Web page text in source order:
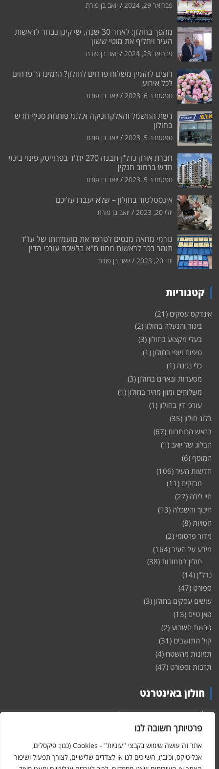
פרטיותך חשובה לנו
אתר זה עושה שימוש בקבצי "עוגיות" - Cookies (כגון: פיקסלים,
אנליטיקס, וכיוב'), השייכים לנו או לצדדים שלישיים, לצורך תפעול ושיפור
פברואר 29, 2024 יואב בן פורת
מהפך בחולון: לאחר 30 שנה, שי קינן נבחר לראשות
העיר ויחליף את מוטי ששון
פברואר 28, 2024 יואב בן פורת
רוצים להזמין משלוח פרחים לחולון? הזמינו זר פרחים
לכל אירוע
ספטמבר 6, 2023 יואב בן פורת
רשת החשמל והאלקרוניקה א.ל.מ פותחת סניף חדש
בחולון
ספטמבר 5, 2023 יואב בן פורת
חברת אורון נדל"ן תבנה 270 יח"ד בפרוייטק פינוי בינוי
חדש ברחוב חנקין
ספטמבר 5, 2023 יואב בן פורת
אינסטלטור בחולון – שלא יעבדו עליכם
יולי 20, 2023 יואב בן פורת
גורמי מחאה מנסים לטרפד את מועמדותו של עו"ד
תומר בכר לראשות מחוז ת"א בלשכת עורכי הדין
יוני 20, 2023 יואב בן פורת
קטגוריות
אינדקס עסקים (21)
ביגוד והנעלה בחולון (2)
בעלי מקצוע בחולון (3)
טיפוח ויופי בחולון (1)
כלי נגינה (1)
מסעדות ובארים בחולון (3)
משלוחים ומזון מהיר בחולון (1)
עורכי דין בחולון (1)
בלוג חולון (35)
בראש הכותרות (67)
הבלוג של יואב (1)
המוסף (6)
חדשות העיר (106)
מבזקים (11)
חיי לילה (27)
חינוך והשכלה (13)
חסויות (8)
מדור פרסומי (2)
מידע על העיר (164)
חולון בתמונות (38)
נדל"ן (14)
ספורט (47)
עושים עסקים בחולון (3)
פאן טיים (13)
פרשת השבוע (2)
קול התושבים (31)
תמונות מהשטח (4)
תרבות וספורט (47)
חולון באינטרנט
חולוןבאינטרנט – האתר שמביא לכם עדכונים ומידע מהשטח מהעיר
חולון. במה פתוחה לקול תושבי חולון באינטרנט, מידע על
ופרוייקטים חדשים בעיר, חיי לילה, וכן טורי דעה, עסקים בחולון, ודיונים על
הנעשה בעיר. אתם מוזמנים ומוזמנות להשתתף בדיון ולשלוח לנו כתבות
ואף להגיב על הכתבות המפורסמות באתר.